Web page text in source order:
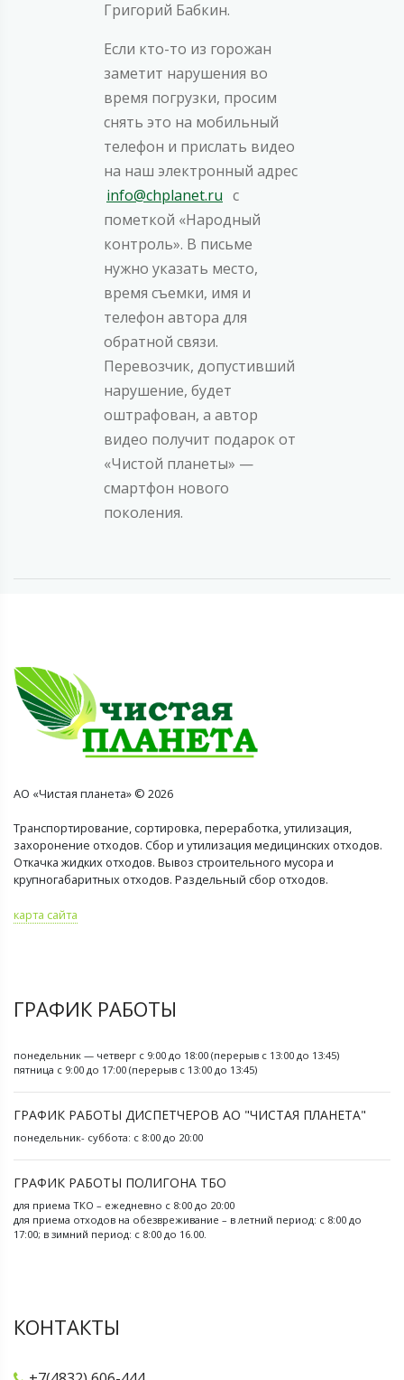
Григорий Бабкин.
Если кто-то из горожан
заметит нарушения во
время погрузки, просим
снять это на мобильный
телефон и прислать видео
на наш электронный адрес
info@chplanet.ru с
пометкой «Народный
контроль». В письме
нужно указать место,
время съемки, имя и
телефон автора для
обратной связи.
Перевозчик, допустивший
нарушение, будет
оштрафован, а автор
видео получит подарок от
«Чистой планеты» —
смартфон нового
поколения.
АО «Чистая планета» © 2026
Транспортирование, сортировка, переработка, утилизация,
захоронение отходов. Сбор и утилизация медицинских отходов.
Откачка жидких отходов. Вывоз строительного мусора и
крупногабаритных отходов. Раздельный сбор отходов.
карта сайта
ГРАФИК РАБОТЫ
понедельник — четверг с 9:00 до 18:00 (перерыв с 13:00 до 13:45)
пятница с 9:00 до 17:00 (перерыв с 13:00 до 13:45)
ГРАФИК РАБОТЫ ДИСПЕТЧЕРОВ АО "ЧИСТАЯ ПЛАНЕТА"
понедельник- суббота: с 8:00 до 20:00
ГРАФИК РАБОТЫ ПОЛИГОНА ТБО
для приема ТКО – ежедневно с 8:00 до 20:00
для приема отходов на обезвреживание – в летний период: с 8:00 до
17:00; в зимний период: с 8:00 до 16.00.
КОНТАКТЫ